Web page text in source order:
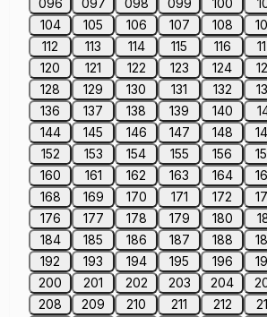
096
097 098 099 100
104
105 106 107 108
112
113 114 115 116
120
121 122 123 124
128
129 130 131 132
136
137 138 139 140
144
145 146 147 148
152
153 154 155 156
160
161 162 163 164
168
169 170 171 172
176
177 178 179 180
184
185 186 187 188
192
193 194 195 196
200
201 202 203 204
208
209 210 211 212